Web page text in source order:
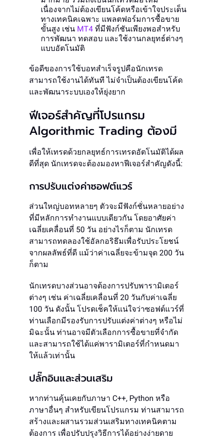
เนื่องจากไม่ต้องเขียนโค้ดหรือเข้าใจประเด็น
ทางเทคนิคเฉพาะ แพลตฟอร์มการซื้อขาย
ขั้นสูง เช่น MT4 ที่มีฟังก์ชันเพียงพอสำหรับ
การพัฒนา ทดสอบ และใช้งานกลยุทธ์ต่างๆ
แบบอัตโนมัติ
ข้อดีของการใช้บอทสำเร็จรูปคือนักเทรด
สามารถใช้งานได้ทันที ไม่จำเป็นต้องเขียนโค้ด
และพัฒนาระบบเองให้ยุ่งยาก
ฟีเจอร์สำคัญที่โปรแกรม
Algorithmic Trading ต้องมี
เพื่อให้เทรดด้วยกลยุทธ์การเทรดอัตโนมัติได้ผล
ดีที่สุด นักเทรดจะต้องมองหาฟีเจอร์สำคัญดังนี้:
การปรับแต่งค่าซอฟต์แวร์
ส่วนใหญ่บอทหลายๆ ตัวจะมีฟังก์ชั่นหลายอย่าง
ที่มีหลักการทำงานแบบเดียวกัน โดยอาศัยค่า
เฉลี่ยเคลื่อนที่ 50 วัน อย่างไรก็ตาม นักเทรด
สามารถทดลองใช้อัลกอริธึมเพื่อรับประโยชน์
จากผลลัพธ์ที่ดี แม้ว่าค่าเฉลี่ยจะข้ามจุด 200 วัน
ก็ตาม
นักเทรดบางส่วนอาจต้องการปรับพารามิเตอร์
ต่างๆ เช่น ค่าเฉลี่ยเคลื่อนที่ 20 วันกับค่าเฉลี่ย
100 วัน ดังนั้น โปรดเช็คให้แน่ใจว่าซอฟต์แวร์ที่
ท่านเลือกมีรองรับการปรับแต่งค่าต่างๆ หรือไม่
มิฉะนั้น ท่านอาจมีตัวเลือกการซื้อขายที่จำกัด
และสามารถใช้ได้แค่พารามิเตอร์ที่กำหนดมา
ให้แล้วเท่านั้น
ปลั๊กอินและส่วนเสริม
หากท่านคุ้นเคยกับภาษา C++, Python หรือ
ภาษาอื่นๆ สำหรับเขียนโปรแกรม ท่านสามารถ
สร้างและผสานรวมส่วนเสริมทางเทคนิคตาม
ต้องการ เพื่อปรับปรุงวิธีการได้อย่างง่ายดาย